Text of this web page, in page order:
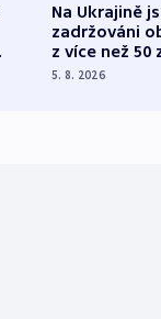
Na Ukrajině
zadržováni
z více než 50
Bojovali na
5. 8. 2026